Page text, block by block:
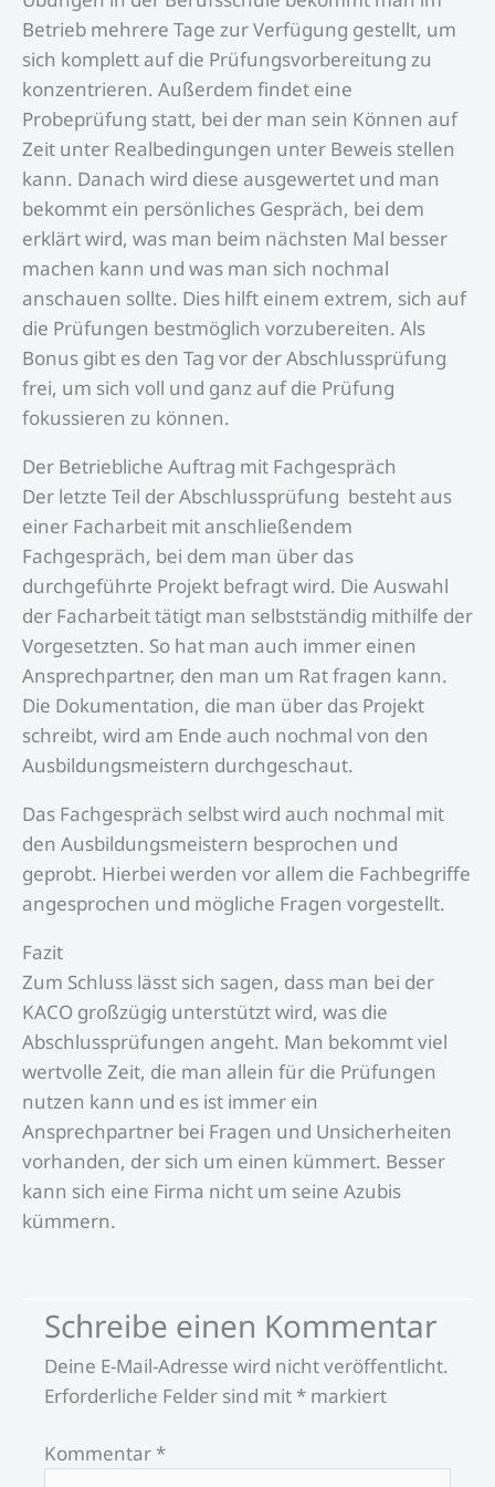
Betrieb mehrere Tage zur Verfügung gestellt, um
sich komplett auf die Prüfungsvorbereitung zu
konzentrieren. Außerdem findet eine
Probeprüfung statt, bei der man sein Können auf
Zeit unter Realbedingungen unter Beweis stellen
kann. Danach wird diese ausgewertet und man
bekommt ein persönliches Gespräch, bei dem
erklärt wird, was man beim nächsten Mal besser
machen kann und was man sich nochmal
anschauen sollte. Dies hilft einem extrem, sich auf
die Prüfungen bestmöglich vorzubereiten. Als
Bonus gibt es den Tag vor der Abschlussprüfung
frei, um sich voll und ganz auf die Prüfung
fokussieren zu können.
Der Betriebliche Auftrag mit Fachgespräch
Der letzte Teil der Abschlussprüfung besteht aus
einer Facharbeit mit anschließendem
Fachgespräch, bei dem man über das
durchgeführte Projekt befragt wird. Die Auswahl
der Facharbeit tätigt man selbstständig mithilfe der
Vorgesetzten. So hat man auch immer einen
Ansprechpartner, den man um Rat fragen kann.
Die Dokumentation, die man über das Projekt
schreibt, wird am Ende auch nochmal von den
Ausbildungsmeistern durchgeschaut.
Das Fachgespräch selbst wird auch nochmal mit
den Ausbildungsmeistern besprochen und
geprobt. Hierbei werden vor allem die Fachbegriffe
angesprochen und mögliche Fragen vorgestellt.
Fazit
Zum Schluss lässt sich sagen, dass man bei der
KACO großzügig unterstützt wird, was die
Abschlussprüfungen angeht. Man bekommt viel
wertvolle Zeit, die man allein für die Prüfungen
nutzen kann und es ist immer ein
Ansprechpartner bei Fragen und Unsicherheiten
vorhanden, der sich um einen kümmert. Besser
kann sich eine Firma nicht um seine Azubis
kümmern.
Schreibe einen Kommentar
Deine E-Mail-Adresse wird nicht veröffentlicht.
Erforderliche Felder sind mit* markiert
Kommentar*